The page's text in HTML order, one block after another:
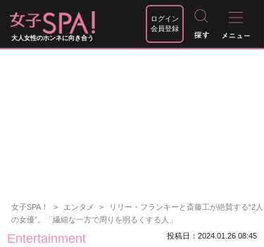
大人女性のホンネに向き合う
ログイン
会員登録
女子SPA！ エンタメ
リリー・フランキーと斎藤工が絶賛する“2人
の女優”。「繊細な一方で周りを明るくする人」
Entertainment 投稿日：2024.01.26 08:45